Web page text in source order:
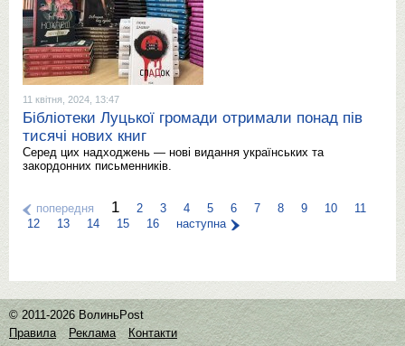
11 квітня, 2024, 13:47
Бібліотеки Луцької громади отримали понад пів
тисячі нових книг
Серед цих надходжень — нові видання українських та
закордонних письменників.
попередня 1 2 3 4 5 6 7 8 9 10
11
12
13 14 15 16 наступна
© 2011-2026 ВолиньPost
Правила
Реклама Контакти